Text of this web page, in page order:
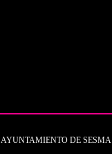
AYUNTAMIENTO DE SESMA